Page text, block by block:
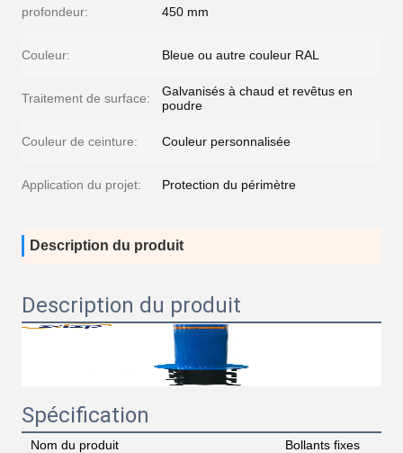
profondeur: 450 mm
Couleur: Bleue ou autre couleur RAL
Traitement de surface:
Galvanisés à chaud et revêtus en
poudre
Couleur de ceinture: Couleur personnalisée
Application du projet: Protection du périmètre
Description du produit
Description du produit
Spécification
Nom du produit Bollants fixes